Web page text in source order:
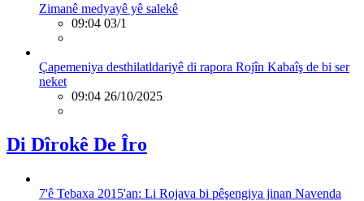
Zimanê medyayê yê salekê
09:04 03/1
Çapemeniya desthilatldariyê di rapora Rojîn Kabaîş de bi ser
neket
09:04 26/10/2025
Di Dîrokê De Îro
7'ê Tebaxa 2015'an: Li Rojava bi pêşengiya jinan Navenda